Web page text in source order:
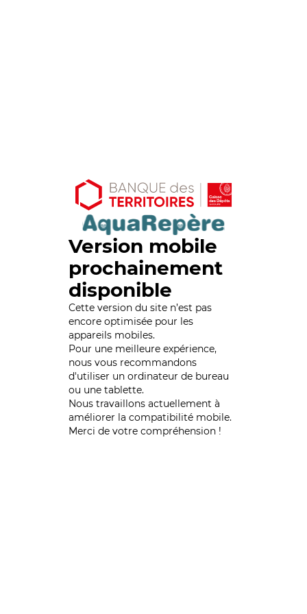
Version mobile
prochainement
disponible
Cette version du site n’est pas
encore optimisée pour les
appareils mobiles.
Pour une meilleure expérience,
nous vous recommandons
d'utiliser un ordinateur de bureau
ou une tablette.
Nous travaillons actuellement à
améliorer la compatibilité mobile.
Merci de votre compréhension !